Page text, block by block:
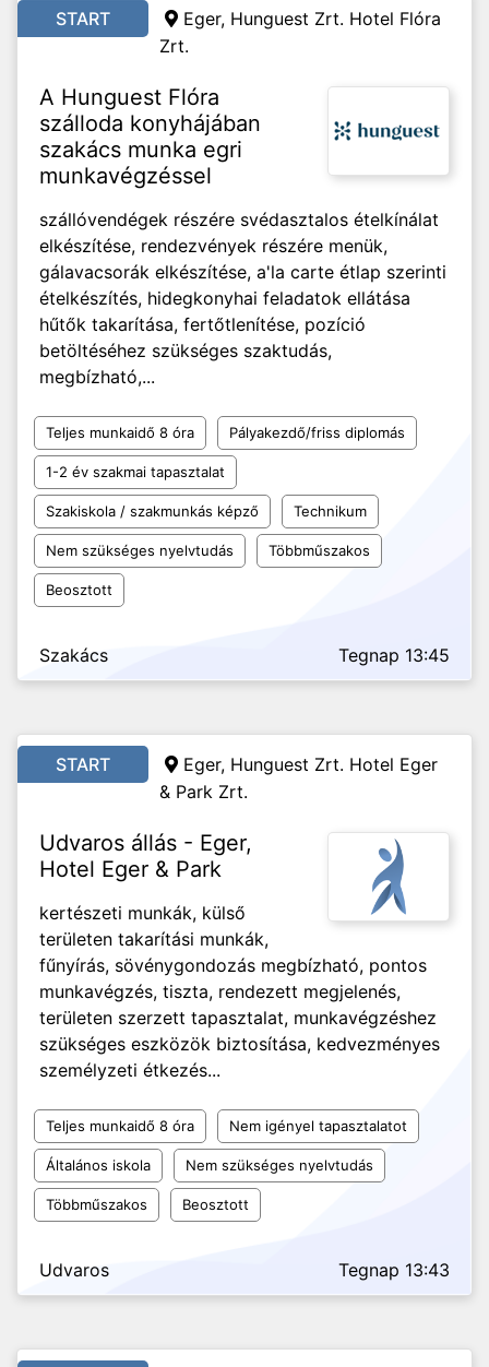
START
Eger, Hunguest Zrt. Hotel Flóra
Zrt.
A Hunguest Flóra
szálloda konyhájában
szakács munka egri
munkavégzéssel
szállóvendégek részére svédasztalos ételkínálat
elkészítése, rendezvények részére menük,
gálavacsorák elkészítése, a'la carte étlap szerinti
ételkészítés, hidegkonyhai feladatok ellátása
hűtők takarítása, fertőtlenítése, pozíció
betöltéséhez szükséges szaktudás,
megbízható,...
Teljes munkaidő 8 óra Pályakezdő/friss diplomás
1-2 év szakmai tapasztalat
Szakiskola / szakmunkás képző Technikum
Nem szükséges nyelvtudás Többműszakos
Beosztott
Szakács Tegnap 13:45
START
Eger, Hunguest Zrt. Hotel Eger
& Park Zrt.
Udvaros állás - Eger,
Hotel Eger & Park
kertészeti munkák, külső
területen takarítási munkák,
fűnyírás, sövénygondozás megbízható, pontos
munkavégzés, tiszta, rendezett megjelenés,
területen szerzett tapasztalat, munkavégzéshez
szükséges eszközök biztosítása, kedvezményes
személyzeti étkezés...
Teljes munkaidő 8 óra Nem igényel tapasztalatot
Általános iskola Nem szükséges nyelvtudás
Többműszakos Beosztott
Udvaros Tegnap 13:43